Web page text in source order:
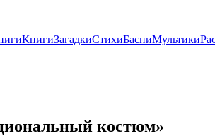
КнигиЗагадкиСтихиБасниМультики
костюм»